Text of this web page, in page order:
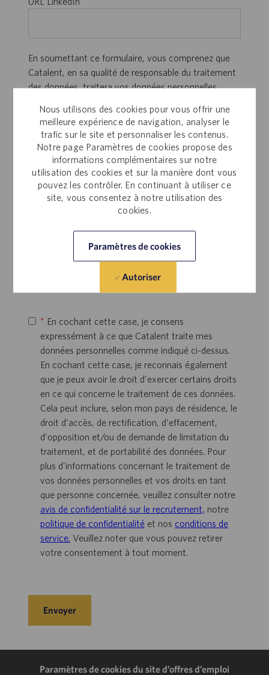
Nous utilisons des cookies pour vous offrir une
meilleure expérience de navigation, analyser le
trafic sur le site et personnaliser les contenus.
Notre page Paramètres de cookies propose des
informations complémentaires sur notre
utilisation des cookies et sur la manière dont vous
pouvez les contrôler. En continuant à utiliser ce
site, vous consentez à notre utilisation des
cookies.
Paramètres de cookies
Autoriser
En soumettant ce formulaire, vous comprenez que
Catalent, en sa qualité de responsable du traitement
des données, traitera vos données personnelles
collectées au cours de votre processus de
recrutement et/ou qui sont automatiquement
collectées auprès de vous (c'est-à-dire via des
cookies), pour (i) traiter votre demande d'emploi (le
cas échéant) ; (ii) sous réserve de votre
consentement ci-dessous, vous fournir des
recommandations d'emploi personnalisées (par e-
mail, SMS ou autres méthodes), ainsi que d'autres
informations pertinentes susceptibles de vous
intéresser, telles que les actualités, les webinaires et
les événements de Catalent ; et (iii) réaliser des
rapports / analyses consolidés concernant les
*
expressément à ce que Catalent traite mes
données personnelles comme indiqué ci-dessus.
En cochant cette case, je reconnais également
que je peux avoir le droit d'exercer certains droits
en ce qui concerne le traitement de ces données.
Cela peut inclure, selon mon pays de résidence, le
droit d'accès, de rectification, d'effacement,
d'opposition et/ou de demande de limitation du
traitement, et de portabilité des données. Pour
plus d'informations concernant le traitement de
vos données personnelles et vos droits en tant
que personne concernée, veuillez consulter notre
avis de confidentialité sur le recrutement, notre
politique de confidentialitéet nos conditions de
service. Veuillez noter que vous pouvez retirer
votre consentement à tout moment.
Envoyer
Paramètres de cookies du site d’offres d’emploi